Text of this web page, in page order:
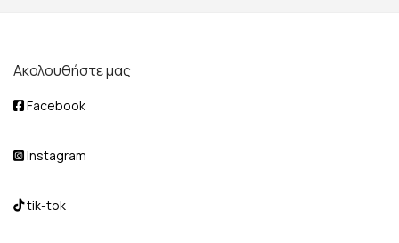
Ακολουθήστε μας
Facebook
Instagram
tik-tok